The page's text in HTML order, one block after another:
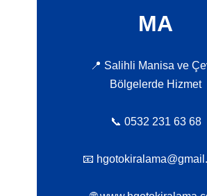
MA
📍 Salihli Manisa ve
Bölgelerde Hizmet
📞 0532 231 63 68
📧